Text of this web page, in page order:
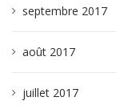
septembre 2017
août 2017
juillet 2017